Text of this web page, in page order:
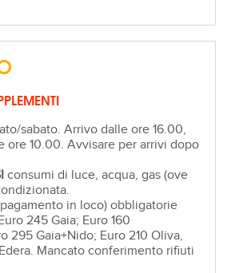
sabato. Arrivo dalle ore 16.00,
ore 10.00. Avvisare per arrivi dopo
consumi di luce, acqua, gas (ove
in loco) obbligatorie
245 Gaia; Euro 160
295 Gaia+Nido; Euro 210 Oliva,
Mancato conferimento rifiuti